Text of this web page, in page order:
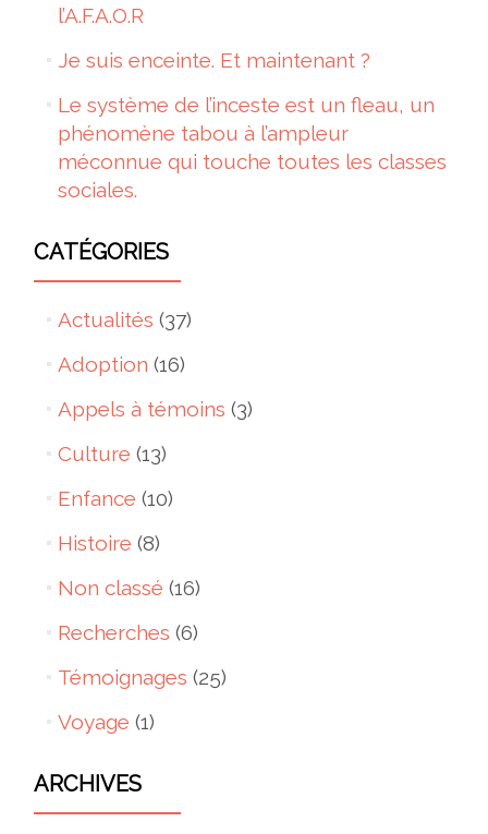
l’A.F.A.O.R
Je suis enceinte. Et maintenant ?
Le système de l’inceste est un fleau, un
phénomène tabou à l’ampleur
méconnue qui touche toutes les classes
sociales.
CATÉGORIES
Actualités (37)
Adoption (16)
Appels à témoins (3)
Culture (13)
Enfance (10)
Histoire (8)
Non classé (16)
Recherches (6)
Témoignages (25)
Voyage (1)
ARCHIVES